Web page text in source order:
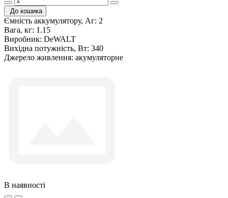
До кошика
Ємність аккумулятору, Аг: 2
Вага, кг: 1.15
Виробник: DeWALT
Вихідна потужність, Вт: 340
Джерело живлення: акумуляторне
В наявності